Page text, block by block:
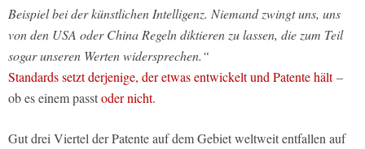
Beispiel bei der künstlichen Intelligenz. Niemand zwingt uns, uns
von den USA oder China Regeln diktieren zu lassen, die zum Teil
sogar unseren Werten widersprechen.“
Standards setzt derjenige, der etwas entwickelt und Patente hält–
ob es einem passtoder nicht.
Gut drei Viertel der Patente auf dem Gebiet weltweit entfallen auf